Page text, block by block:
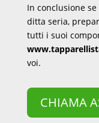
In conclusione
ditta seria,
tutti i suoi
voi.
CHIAMA